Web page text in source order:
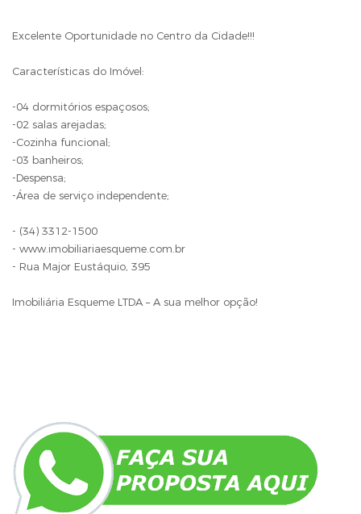
Excelente Oportunidade no Centro da Cidade!!!
Características do Imóvel:
-04 dormitórios espaçosos;
-02 salas arejadas;
-Cozinha funcional;
-03 banheiros;
-Despensa;
-Área de serviço independente;
- (34) 3312-1500
- www.imobiliariaesqueme.com.br
- Rua Major Eustáquio, 395
Imobiliária Esqueme LTDA – A sua melhor opção!